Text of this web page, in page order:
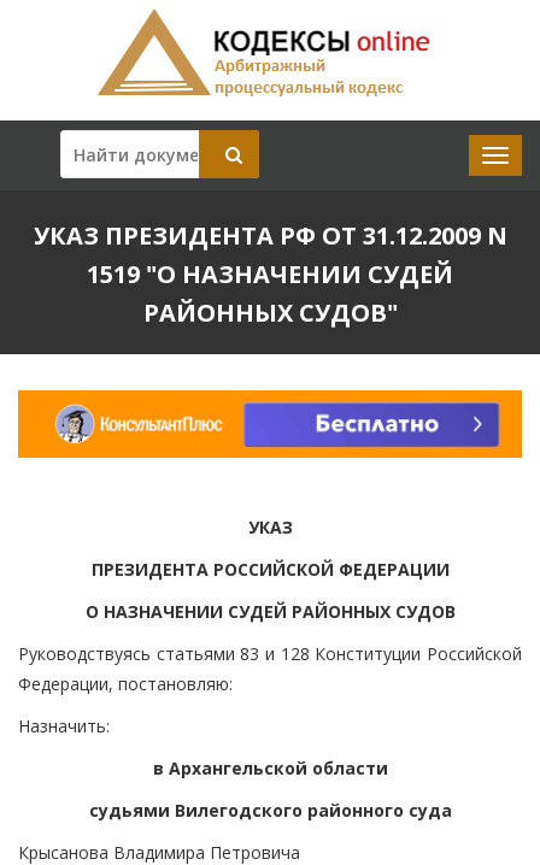
УКАЗ ПРЕЗИДЕНТА РФ ОТ 31.12.2009 N
1519 "О НАЗНАЧЕНИИ СУДЕЙ
РАЙОННЫХ СУДОВ"
УКАЗ
ПРЕЗИДЕНТА РОССИЙСКОЙ ФЕДЕРАЦИИ
О НАЗНАЧЕНИИ СУДЕЙ РАЙОННЫХ СУДОВ
Руководствуясь статьями 83 и 128 Конституции Российской
Федерации, постановляю:
Назначить:
в Архангельской области
судьями Вилегодского районного суда
Крысанова Владимира Петровича